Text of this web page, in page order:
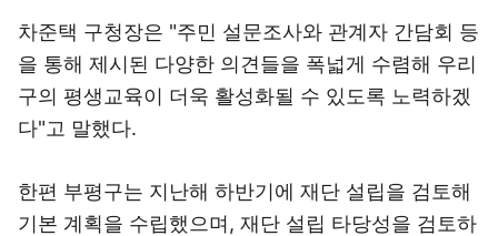
차준택 구청장은 "주민 설문조사와 관계자 간담회 등
을 통해 제시된 다양한 의견들을 폭넓게 수렴해 우리
구의 평생교육이 더욱 활성화될 수 있도록 노력하겠
다"고 말했다.
한편 부평구는 지난해 하반기에 재단 설립을 검토해
기본 계획을 수립했으며, 재단 설립 타당성을 검토하